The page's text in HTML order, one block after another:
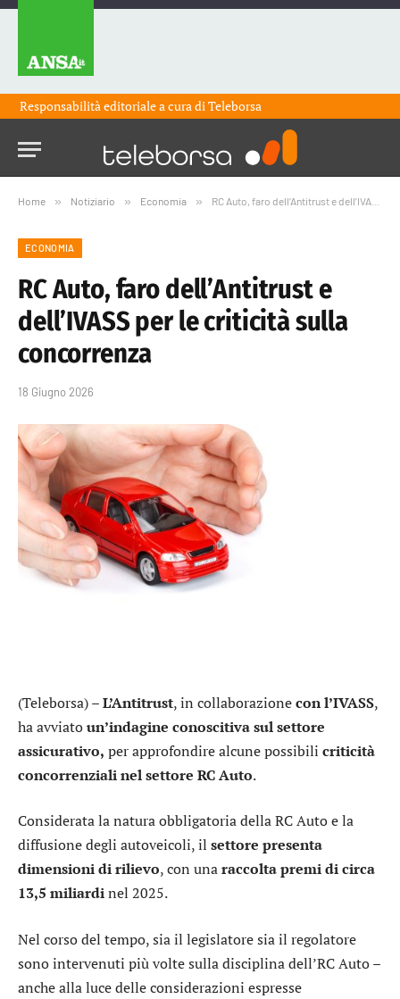
Responsabilità editoriale a cura diTeleborsa
Home » Notiziario » Economia » RC Auto, faro dell’Antitrust e dell’IVASS per le criticità sulla concorrenza
ECONOMIA
RC Auto, faro dell’Antitrust e
dell’IVASS per le criticità sulla
concorrenza
18 Giugno 2026
(Teleborsa) –L’Antitrust, in collaborazionecon l’IVASS,
ha avviatoun’indagine conoscitiva sul settore
assicurativo, per approfondire alcune possibili criticità
concorrenziali nel settore RC Auto.
Considerata la natura obbligatoria della RC Auto e la
diffusione degli autoveicoli, il settore presenta
dimensioni di rilievo, con unaraccolta premi di circa
13,5 miliardinel 2025.
Nel corso del tempo, sia il legislatore sia il regolatore
sono intervenuti più volte sulla disciplina dell’RC Auto –
anche alla luce delle considerazioni espresse